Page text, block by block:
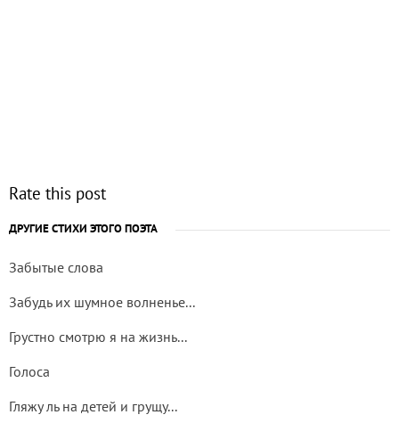
Rate this post
ДРУГИЕ СТИХИ ЭТОГО ПОЭТА
Забытые слова
Забудь их шумное волненье...
Грустно смотрю я на жизнь...
Голоса
Гляжу ль на детей и грущу...